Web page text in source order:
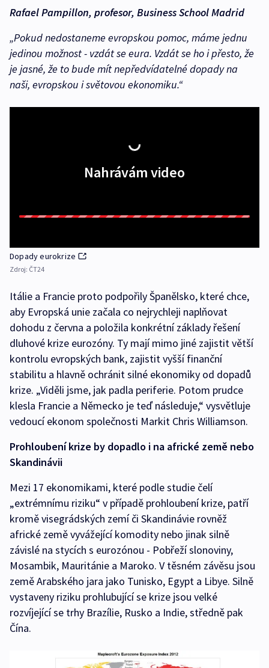
Rafael Pampillon, profesor, Business School Madrid
„Pokud nedostaneme evropskou pomoc, máme jednu
jedinou možnost - vzdát se eura. Vzdát se ho i přesto, že
je jasné, že to bude mít nepředvídatelné dopady na
naši, evropskou i světovou ekonomiku.“
Nahrávám video
Dopady eurokrize
Zdroj: ČT24
Itálie a Francie proto podpořily Španělsko, které chce,
aby Evropská unie začala co nejrychleji naplňovat
dohodu z června a položila konkrétní základy řešení
dluhové krize eurozóny. Ty mají mimo jiné zajistit větší
kontrolu evropských bank, zajistit vyšší finanční
stabilitu a hlavně ochránit silné ekonomiky od dopadů
krize. „Viděli jsme, jak padla periferie. Potom prudce
klesla Francie a Německo je teď následuje,“ vysvětluje
vedoucí ekonom společnosti Markit Chris Williamson.
Prohloubení krize by dopadlo i na africké země nebo
Skandinávii
Mezi 17 ekonomikami, které podle studie čelí
„extrémnímu riziku“ v případě prohloubení krize, patří
kromě visegrádských zemí či Skandinávie rovněž
africké země vyvážející komodity nebo jinak silně
závislé na stycích s eurozónou - Pobřeží slonoviny,
Mosambik, Mauritánie a Maroko. V těsném závěsu jsou
země Arabského jara jako Tunisko, Egypt a Libye. Silně
vystaveny riziku prohlubující se krize jsou velké
rozvíjející se trhy Brazílie, Rusko a Indie, středně pak
Čína.